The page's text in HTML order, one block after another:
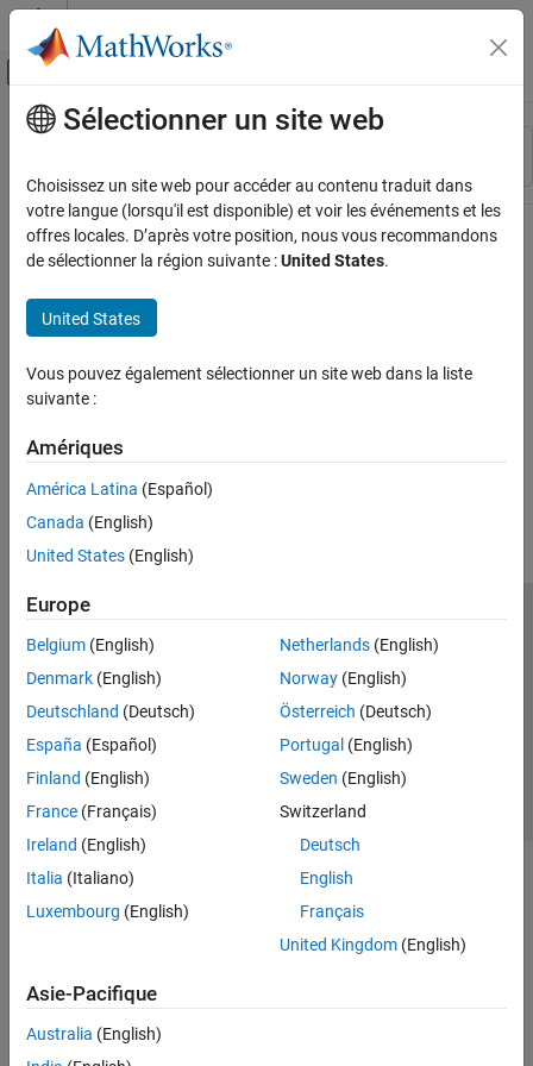
Passer au contenu
Activer/désactiver l'affichage du menu
Ressource
Contenu principal
Sélectionner un site web
Choisissez un site web pour accéder au contenu traduit dans
votre langue (lorsqu'il est disponible) et voir les événements et les
offres locales. D’après votre position, nous vous recommandons
de sélectionner la région suivante :United States.
United States
Vous pouvez également sélectionner un site web dans la liste
suivante :
Amériques
América Latina (Español)
Canada (English)
United States (English)
Europe
Belgium (English)
Denmark (English)
Deutschland (Deutsch)
España (Español)
Finland (English)
France (Français)
Ireland (English)
Italia (Italiano)
Luxembourg (English)
Netherlands(English)
Norway(English)
Österreich (Deutsch)
Portugal (English)
Sweden (English)
Switzerland
Deutsch
English
Français
United Kingdom(English)
Asie-Pacifique
Australia (English)
Lutte anti-piratage
Contacts locaux
© 1994-2026 The MathWorks, Inc.